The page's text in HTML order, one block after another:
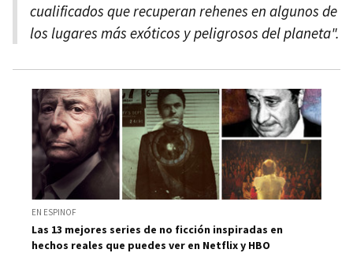
cualificados que recuperan rehenes en algunos de
los lugares más exóticos y peligrosos del planeta".
EN ESPINOF
Las 13 mejores series de no ficción inspiradas en
hechos reales que puedes ver en Netflix y HBO